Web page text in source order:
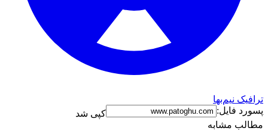
نیم‌بها
فایل:
کپی شد
مشابه